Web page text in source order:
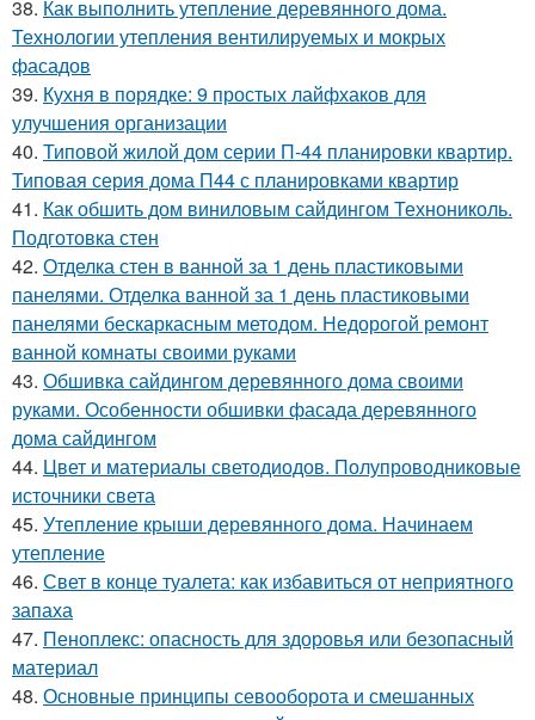
38. Как выполнить утепление деревянного дома.
Технологии утепления вентилируемых и мокрых
фасадов
39. Кухня в порядке: 9 простых лайфхаков для
улучшения организации
40. Типовой жилой дом серии П-44 планировки квартир.
Типовая серия дома П44 с планировками квартир
41. Как обшить дом виниловым сайдингом Технониколь.
Подготовка стен
42. Отделка стен в ванной за 1 день пластиковыми
панелями. Отделка ванной за 1 день пластиковыми
панелями бескаркасным методом. Недорогой ремонт
ванной комнаты своими руками
43. Обшивка сайдингом деревянного дома своими
руками. Особенности обшивки фасада деревянного
дома сайдингом
44. Цвет и материалы светодиодов. Полупроводниковые
источники света
45. Утепление крыши деревянного дома. Начинаем
утепление
46. Свет в конце туалета: как избавиться от неприятного
запаха
47. Пеноплекс: опасность для здоровья или безопасный
материал
48. Основные принципы севооборота и смешанных